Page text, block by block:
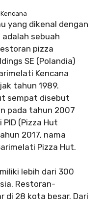
yang dikenal dengan
sebuah
pizza
SE (Polandia)
Kencana
tahun 1989.
sempat disebut
pada tahun 2007
(Pizza Hut
2017, nama
Pizza Hut.
lebih dari 300
Restoran-
28 kota besar. Dari